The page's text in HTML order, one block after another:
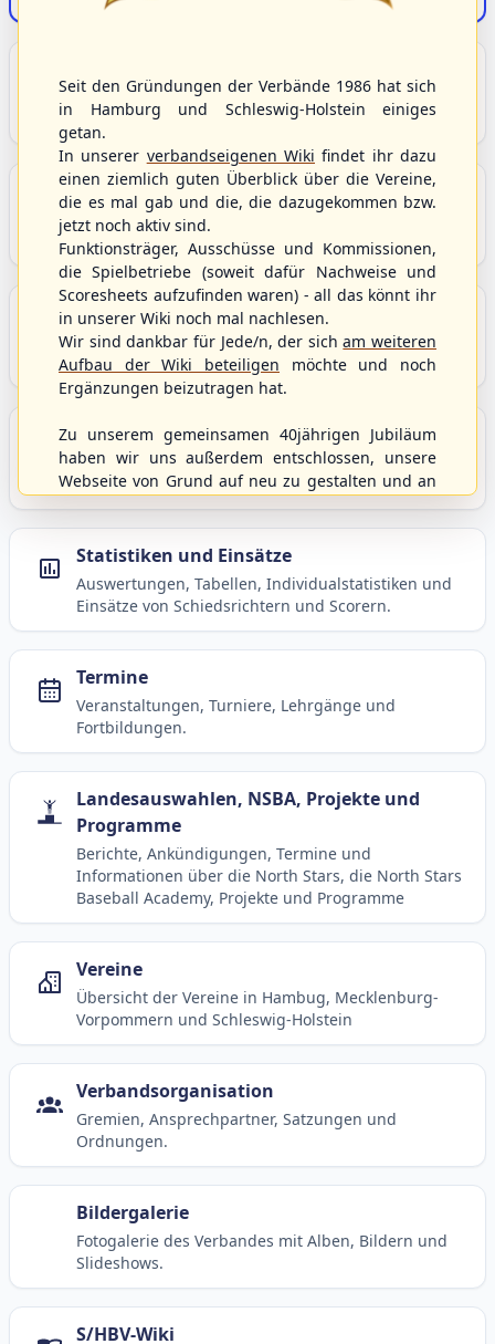
Grundlagen und Hintergründe zu Baseball, Softball
und Baseball5.
Berichte und Neuigkeiten
Aktuelle Meldungen, Berichte und Nachrichten aus
dem S/HBV, Deutschland und der Welt.
Aktuelle und anstehende Livestreams
Übersicht aller aktuell angebotenen Livestreams für
Baseball, Softball und Baseball5.
Spielbetrieb
Ligen, Spielpläne, Statistiken und Informationen
zum laufenden Spielbetrieb.
Statistiken und Einsätze
Auswertungen, Tabellen, Individualstatistiken und
Einsätze von Schiedsrichtern und Scorern.
Termine
Veranstaltungen, Turniere, Lehrgänge und
Fortbildungen.
Landesauswahlen, NSBA, Projekte und
Programme
Berichte, Ankündigungen, Termine und
Informationen über die North Stars, die North Stars
Baseball Academy, Projekte und Programme
Vereine
Übersicht der Vereine in Hambug, Mecklenburg-
Vorpommern und Schleswig-Holstein
Verbandsorganisation
Gremien, Ansprechpartner, Satzungen und
Ordnungen.
Bildergalerie
Fotogalerie des Verbandes mit Alben, Bildern und
Slideshows.
S/HBV-Wiki
Seit den Gründungen der Verbände 1986 hat sich
in Hamburg und Schleswig-Holstein einiges
getan.
In unserer verbandseigenen Wiki findet ihr dazu
einen ziemlich guten Überblick über die Vereine,
die es mal gab und die, die dazugekommen bzw.
jetzt noch aktiv sind.
Funktionsträger, Ausschüsse und Kommissionen,
die Spielbetriebe (soweit dafür Nachweise und
Scoresheets aufzufinden waren) - all das könnt ihr
in unserer Wiki noch mal nachlesen.
Wir sind dankbar für Jede/n, der sicham weiteren
Aufbau der Wiki beteiligen möchte und noch
Ergänzungen beizutragen hat.
Zu unserem gemeinsamen 40jährigen Jubiläum
haben wir uns außerdem entschlossen, unsere
Webseite von Grund auf neu zu gestalten und an
Dabei wurden die Nutzernamen und Kennworte
mit den Berechtigungen von der alten Homepage
hierher kopiert und sollten weiterhin
uneingeschränkt genutzt werden können.
gerne an die Verbandsadresse
schicken.